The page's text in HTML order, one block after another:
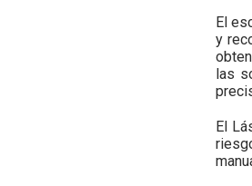
El
y
las
El